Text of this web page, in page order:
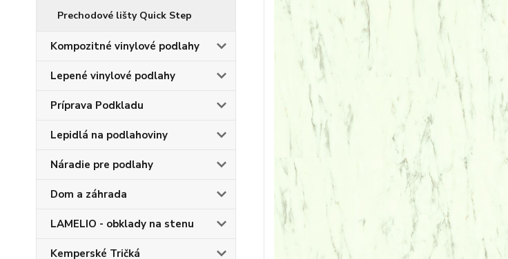
Prechodové lišty Quick Step
Kompozitné vinylové podlahy
Lepené vinylové podlahy
Príprava Podkladu
Lepidlá na podlahoviny
Náradie pre podlahy
Dom a záhrada
LAMELIO - obklady na stenu
Kemperské Tričká